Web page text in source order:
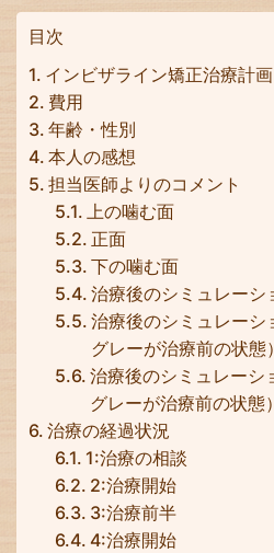
目次
インビザライン矯正治療計画
費用
年齢・性別
本人の感想
担当医師よりのコメント
上の噛む面
正面
下の噛む面
治療後のシミュレーシ
治療後のシミュレーシ
グレーが治療前の状態）
治療後のシミュレーシ
グレーが治療前の状態）
治療の経過状況
1:治療の相談
2:治療開始
3:治療前半
4:治療開始